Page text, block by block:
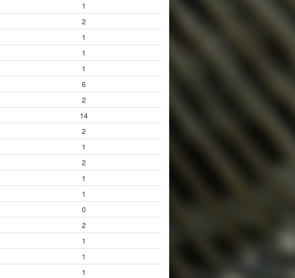
1
2
1
1
1
6
2
14
2
1
2
1
1
0
2
1
1
1